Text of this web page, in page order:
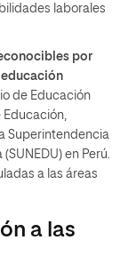
laborales
por
de Educación
Superintendencia
en Perú.
a las áreas
a las